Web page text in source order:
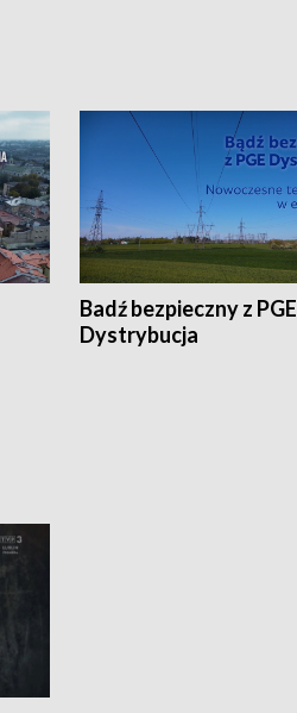
Badź bezpieczny z PGE
Dystrybucja